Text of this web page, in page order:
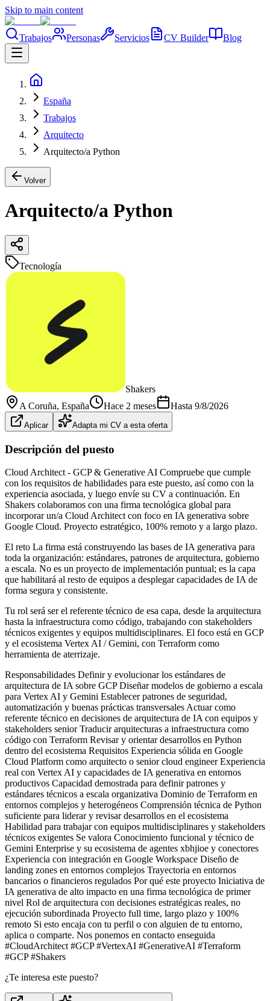
Skip to main content
Trabajos Personas Servicios CV Builder Blog
España
Trabajos
Arquitecto
Arquitecto/a Python
Volver
Arquitecto/a Python
Tecnología
Shakers
A Coruña, España Hace 2 meses Hasta 9/8/2026
Aplicar Adapta mi CV a esta oferta
Descripción del puesto
Cloud Architect - GCP & Generative AI Compruebe que cumple
con los requisitos de habilidades para este puesto, así como con la
experiencia asociada, y luego envíe su CV a continuación. En
Shakers colaboramos con una firma tecnológica global para
incorporar un/a Cloud Architect con foco en IA generativa sobre
Google Cloud. Proyecto estratégico, 100% remoto y a largo plazo.
El reto La firma está construyendo las bases de IA generativa para
toda la organización: estándares, patrones de arquitectura, gobierno
a escala. No es un proyecto de implementación puntual; es la capa
que habilitará al resto de equipos a desplegar capacidades de IA de
forma segura y consistente.
Tu rol será ser el referente técnico de esa capa, desde la arquitectura
hasta la infraestructura como código, trabajando con stakeholders
técnicos exigentes y equipos multidisciplinares. El foco está en GCP
y el ecosistema Vertex AI / Gemini, con Terraform como
herramienta de aterrizaje.
Responsabilidades Definir y evolucionar los estándares de
arquitectura de IA sobre GCP Diseñar modelos de gobierno a escala
para Vertex AI y Gemini Establecer patrones de seguridad,
automatización y buenas prácticas transversales Actuar como
referente técnico en decisiones de arquitectura de IA con equipos y
stakeholders senior Traducir arquitecturas a infraestructura como
código con Terraform Revisar y orientar desarrollos en Python
dentro del ecosistema Requisitos Experiencia sólida en Google
Cloud Platform como arquitecto o senior cloud engineer Experiencia
real con Vertex AI y capacidades de IA generativa en entornos
productivos Capacidad demostrada para definir patrones y
estándares técnicos a escala organizativa Dominio de Terraform en
entornos complejos y heterogéneos Comprensión técnica de Python
suficiente para liderar y revisar desarrollos en el ecosistema
Habilidad para trabajar con equipos multidisciplinares y stakeholders
técnicos exigentes Se valora Conocimiento funcional y técnico de
Gemini Enterprise y su ecosistema de agentes xbhjioe y conectores
Experiencia con integración en Google Workspace Diseño de
landing zones en entornos complejos Trayectoria en entornos
bancarios o financieros regulados Por qué este proyecto Iniciativa de
IA generativa de alto impacto en una firma tecnológica de primer
nivel Rol de arquitectura con decisiones estratégicas reales, no
ejecución subordinada Proyecto full time, largo plazo y 100%
remoto Si esto encaja con tu perfil o con alguien de tu entorno,
aplica o comparte. Nos ponemos en contacto enseguida
#CloudArchitect #GCP #VertexAI #GenerativeAI #Terraform
#GCP #Shakers
¿Te interesa este puesto?